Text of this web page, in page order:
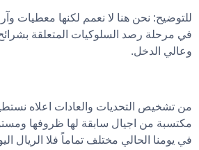
للتوضيح: نحن هنا لا نعمم لكنها معطيات
في مرحلة رصد السلوكيات المتعلقة
وعالي الدخل.
من تشخيص التحديات والعادات اعلاه
مكتسبة من اجيال سابقة لها ظروفها
في يومنا الحالي مختلف تماماً فلا الريال